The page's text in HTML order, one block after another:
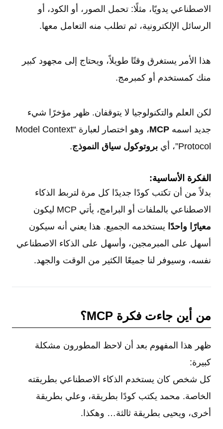
الاصطناعي يدويًا، مثلًا: تحمل الصور، أو الكود، أو
الرسائل الإلكترونية، ثم تطلب منه التعامل معها.
هذا الأمر يستغرق وقتًا طويلاً، ويحتاج إلى مجهود كبير
منك كمستخدم أو كمبرمج.
لكن العلم والتكنولوجيا لا يتوقفان. ظهر مؤخرًا شيء
جديد اسمه MCP
، وهو اختصار لعبارة “Model Context
Protocol”، أي
بروتوكول سياق النموذج.
الفكرة الأساسية:
بدلاً من أن تكتب كودًا جديدًا كل مرة لتربط الذكاء
الاصطناعي بالملفات أو البرامج، يأتي MCP ليكون
معيارًا واحدًا يستخدمه الجميع. هذا يعني أنه سيكون
أسهل على المبرمجين، وأسهل على الذكاء الاصطناعي
نفسه، وسيوفر لنا جميعًا الكثير من الوقت والجهد.
من أين جاءت فكرة MCP؟
ظهر هذا المفهوم بعد أن لاحظ المطورون مشكلة
كبيرة:
كل شخص كان يستخدم الذكاء الاصطناعي بطريقته
الخاصة. محمد يكتب كودًا بطريقة، وعلي بطريقة
أخرى، ويحيى بطريقة ثالثة… وهكذا.